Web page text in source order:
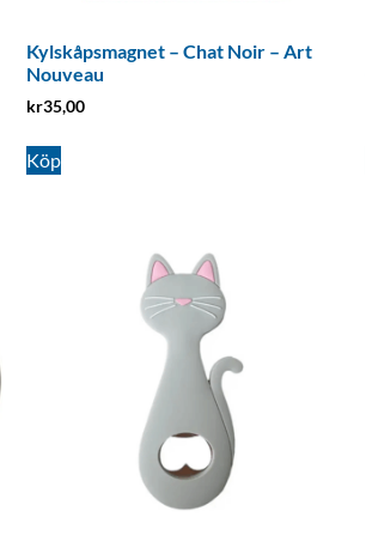
Kylskåpsmagnet – Chat Noir – Art
Nouveau
kr35,00
Köp